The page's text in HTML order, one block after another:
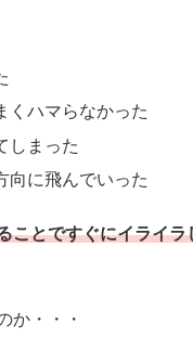
くハマらなかった
しまった
向に飛んでいった
ことですぐにイライラ
か・・・